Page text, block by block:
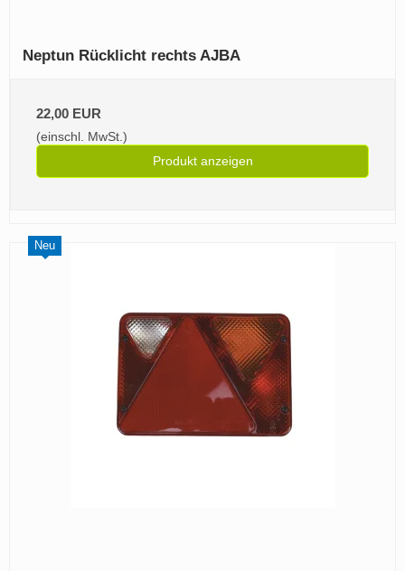
Neptun Rücklicht rechts AJBA
22,00 EUR
(einschl. MwSt.)
Produkt anzeigen
Neu